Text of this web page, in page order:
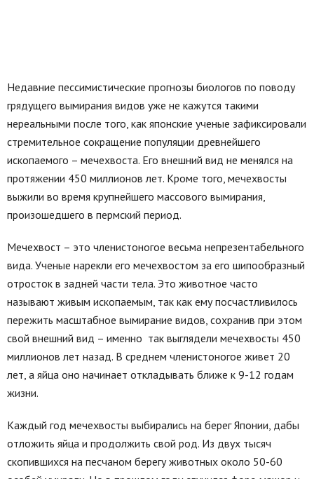
Недавние пессимистические прогнозы биологов по поводу
грядущего вымирания видов уже не кажутся такими
нереальными после того, как японские ученые зафиксировали
стремительное сокращение популяции древнейшего
ископаемого – мечехвоста. Его внешний вид не менялся на
протяжении 450 миллионов лет. Кроме того, мечехвосты
выжили во время крупнейшего массового вымирания,
произошедшего в пермский период.
Мечехвост – это членистоногое весьма непрезентабельного
вида. Ученые нарекли его мечехвостом за его шипообразный
отросток в задней части тела. Это животное часто
называют живым ископаемым, так как ему посчастливилось
пережить масштабное вымирание видов, сохранив при этом
свой внешний вид – именно так выглядели мечехвосты 450
миллионов лет назад. В среднем членистоногое живет 20
лет, а яйца оно начинает откладывать ближе к 9-12 годам
жизни.
Каждый год мечехвосты выбирались на берег Японии, дабы
отложить яйца и продолжить свой род. Из двух тысяч
скопившихся на песчаном берегу животных около 50-60